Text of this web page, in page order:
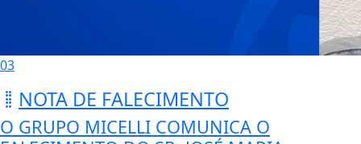
03
NOTA DE FALECIMENTO
O GRUPO MICELLI COMUNICA O